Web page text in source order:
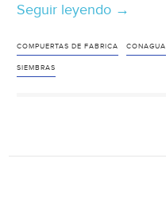
Seguir leyendo Tlaxcala:
canales
→
COMPUERTAS DE FABRICA CONAGUA
SIEMBRAS